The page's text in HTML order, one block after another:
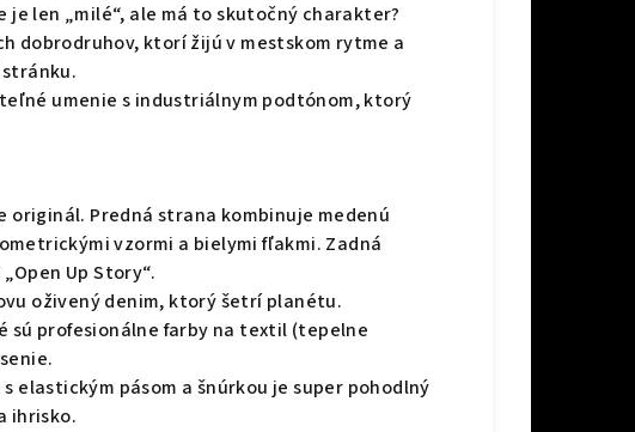
len „milé“, ale má to skutočný charakter?
dobrodruhov, ktorí žijú v mestskom rytme a
umenie s industriálnym podtónom, ktorý
originál. Predná strana kombinuje medenú
vzormi a bielymi fľakmi. Zadná
Up Story“.
oživený denim, ktorý šetrí planétu.
sú profesionálne farby na textil (tepelne
elastickým pásom a šnúrkou je super pohodlný
ihrisko.